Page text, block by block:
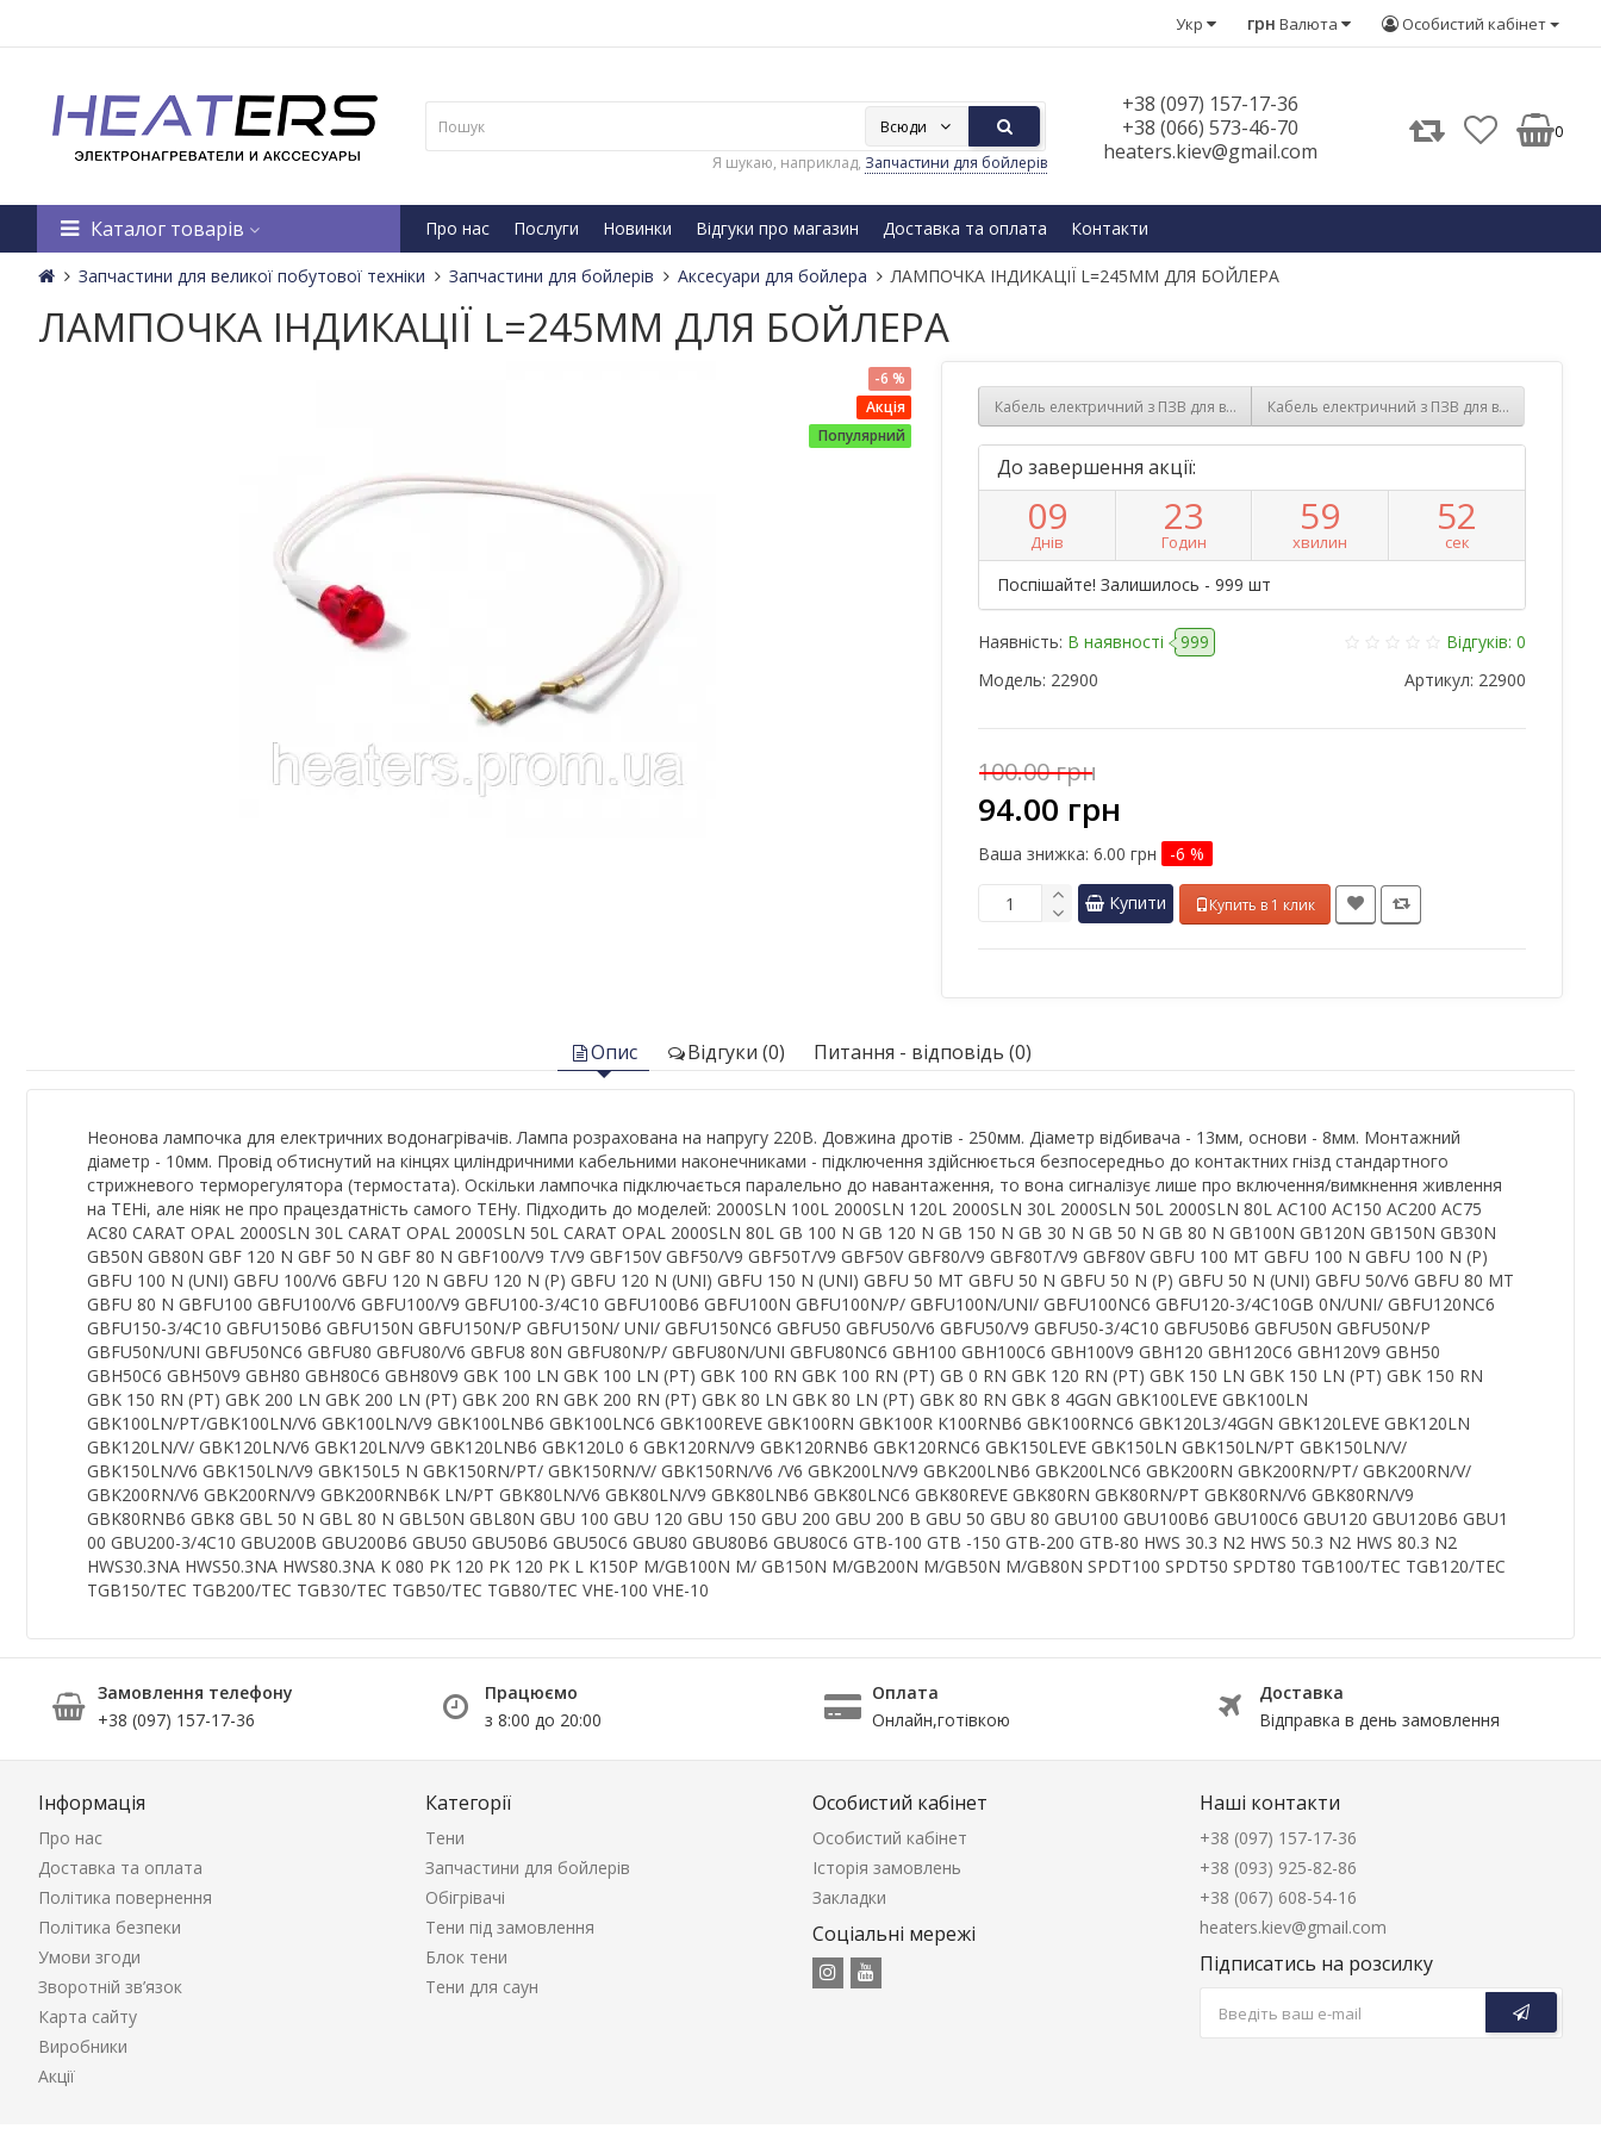
Особистий кабінет
грн Валюта
Укр
+38 (097) 157-17-36
+38 (066) 573-46-70
heaters.kiev@gmail.com
Всюди
Я шукаю, наприклад, Запчастини для бойлерів
0
Каталог товарів Про нас Послуги Новинки Відгуки про магазин Доставка та оплата Контакти
Запчастини для великої побутової техніки Запчастини для бойлерів Аксесуари для бойлера ЛАМПОЧКА ІНДИКАЦІЇ L=245MM ДЛЯ БОЙЛЕРА
ЛАМПОЧКА ІНДИКАЦІЇ L=245MM ДЛЯ БОЙЛЕРА
-6 %
Акція
Популярний
Кабель електричний з ПЗВ для водонагрівача Арістон (Ariston) 65151728
Кабель електричний з ПЗВ для
До завершення акції:
09
Днів
23
Годин
59
хвилин
52
сек
Поспішайте! Залишилось - 999 шт
Наявність: В наявності 999
Відгуків: 0
Модель: 22900 Артикул: 22900
100.00 грн
94.00 грн
Ваша знижка: 6.00 грн -6 %
Купити Купить в 1 клик
Опис Відгуки (0) Питання - відповідь (0)
Неонова лампочка для електричних водонагрівачів. Лампа розрахована на напругу 220В. Довжина дротів - 250мм. Діаметр відбивача - 13мм, основи - 8мм. Монтажний
діаметр - 10мм. Провід обтиснутий на кінцях циліндричними кабельними наконечниками - підключення здійснюється безпосередньо до контактних гнізд стандартного
стрижневого терморегулятора (термостата). Оскільки лампочка підключається паралельно до навантаження, то вона сигналізує лише про включення/вимкнення живлення
на ТЕНі, але ніяк не про працездатність самого ТЕНу. Підходить до моделей: 2000SLN 100L 2000SLN 120L 2000SLN 30L 2000SLN 50L 2000SLN 80L AC100 AC150 AC200 AC75
AC80 CARAT OPAL 2000SLN 30L CARAT OPAL 2000SLN 50L CARAT OPAL 2000SLN 80L GB 100 N GB 120 N GB 150 N GB 30 N GB 50 N GB 80 N GB100N GB120N GB150N GB30N
GB50N GB80N GBF 120 N GBF 50 N GBF 80 N GBF100/V9 T/V9 GBF150V GBF50/V9 GBF50T/V9 GBF50V GBF80/V9 GBF80T/V9 GBF80V GBFU 100 MT GBFU 100 N GBFU 100 N (P)
GBFU 100 N (UNI) GBFU 100/V6 GBFU 120 N GBFU 120 N (P) GBFU 120 N (UNI) GBFU 150 N (UNI) GBFU 50 MT GBFU 50 N GBFU 50 N (P) GBFU 50 N (UNI) GBFU 50/V6 GBFU 80 MT
GBFU 80 N GBFU100 GBFU100/V6 GBFU100/V9 GBFU100-3/4C10 GBFU100B6 GBFU100N GBFU100N/P/ GBFU100N/UNI/ GBFU100NC6 GBFU120-3/4C10GB 0N/UNI/ GBFU120NC6
GBFU150-3/4C10 GBFU150B6 GBFU150N GBFU150N/P GBFU150N/ UNI/ GBFU150NC6 GBFU50 GBFU50/V6 GBFU50/V9 GBFU50-3/4C10 GBFU50B6 GBFU50N GBFU50N/P
GBFU50N/UNI GBFU50NC6 GBFU80 GBFU80/V6 GBFU8 80N GBFU80N/P/ GBFU80N/UNI GBFU80NC6 GBH100 GBH100C6 GBH100V9 GBH120 GBH120C6 GBH120V9 GBH50
GBH50C6 GBH50V9 GBH80 GBH80C6 GBH80V9 GBK 100 LN GBK 100 LN (PT) GBK 100 RN GBK 100 RN (PT) GB 0 RN GBK 120 RN (PT) GBK 150 LN GBK 150 LN (PT) GBK 150 RN
GBK 150 RN (PT) GBK 200 LN GBK 200 LN (PT) GBK 200 RN GBK 200 RN (PT) GBK 80 LN GBK 80 LN (PT) GBK 80 RN GBK 8 4GGN GBK100LEVE GBK100LN
GBK100LN/PT/GBK100LN/V6 GBK100LN/V9 GBK100LNB6 GBK100LNC6 GBK100REVE GBK100RN GBK100R K100RNB6 GBK100RNC6 GBK120L3/4GGN GBK120LEVE GBK120LN
GBK120LN/V/ GBK120LN/V6 GBK120LN/V9 GBK120LNB6 GBK120L0 6 GBK120RN/V9 GBK120RNB6 GBK120RNC6 GBK150LEVE GBK150LN GBK150LN/PT GBK150LN/V/
GBK150LN/V6 GBK150LN/V9 GBK150L5 N GBK150RN/PT/ GBK150RN/V/ GBK150RN/V6 /V6 GBK200LN/V9 GBK200LNB6 GBK200LNC6 GBK200RN GBK200RN/PT/ GBK200RN/V/
GBK200RN/V6 GBK200RN/V9 GBK200RNB6K LN/PT GBK80LN/V6 GBK80LN/V9 GBK80LNB6 GBK80LNC6 GBK80REVE GBK80RN GBK80RN/PT GBK80RN/V6 GBK80RN/V9
GBK80RNB6 GBK8 GBL 50 N GBL 80 N GBL50N GBL80N GBU 100 GBU 120 GBU 150 GBU 200 GBU 200 B GBU 50 GBU 80 GBU100 GBU100B6 GBU100C6 GBU120 GBU120B6 GBU1
00 GBU200-3/4C10 GBU200B GBU200B6 GBU50 GBU50B6 GBU50C6 GBU80 GBU80B6 GBU80C6 GTB-100 GTB -150 GTB-200 GTB-80 HWS 30.3 N2 HWS 50.3 N2 HWS 80.3 N2
HWS30.3NA HWS50.3NA HWS80.3NA K 080 PK 120 PK 120 PK L K150P M/GB100N M/ GB150N M/GB200N M/GB50N M/GB80N SPDT100 SPDT50 SPDT80 TGB100/TEC TGB120/TEC
TGB150/TEC TGB200/TEC TGB30/TEC TGB50/TEC TGB80/TEC VHE-100 VHE-10
Замовлення телефону
+38 (097) 157-17-36
Працюємо
з 8:00 до 20:00
Оплата
Онлайн,готівкою
Доставка
Відправка в день замовлення
Інформація
Про нас
Доставка та оплата
Політика повернення
Політика безпеки
Умови згоди
Зворотній зв’язок
Карта сайту
Виробники
Акції
Категорії
Тени
Запчастини для бойлерів
Обігрівачі
Тени під замовлення
Блок тени
Тени для саун
Особистий кабінет
Особистий кабінет
Історія замовлень
Закладки
Соціальні мережі
Наші контакти
+38 (097) 157-17-36
+38 (093) 925-82-86
+38 (067) 608-54-16
heaters.kiev@gmail.com
Підписатись на розсилку